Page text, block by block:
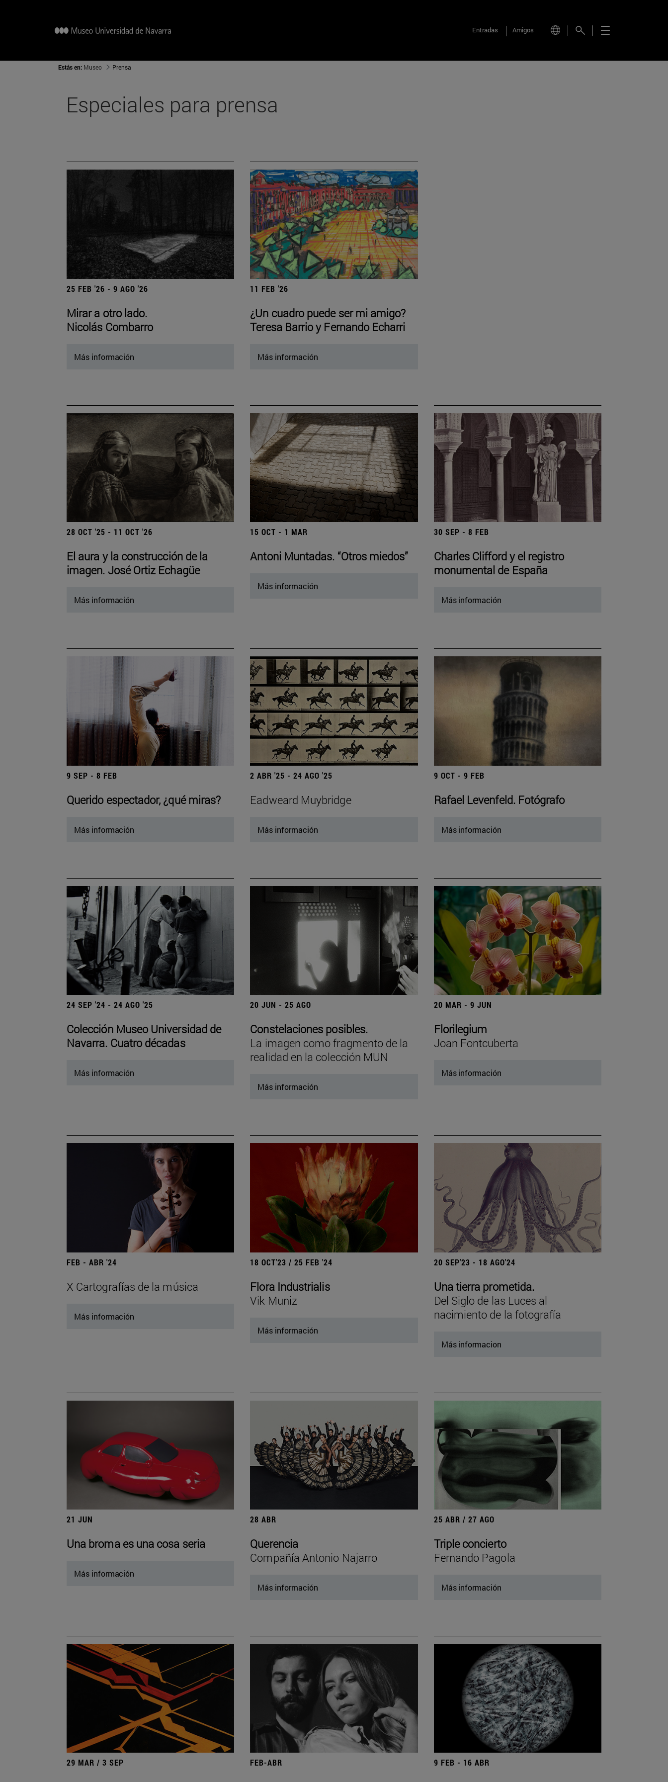
Entradas Amigos
Estás en: Museo Prensa
Especiales para prensa
25 FEB '26 - 9 AGO '26
Mirar a otro lado.
Nicolás Combarro
Más información
11 FEB '26
¿Un cuadro puede ser mi amigo?
Teresa Barrio y Fernando Echarri
Más información
28 OCT '25 - 11 OCT '26
El aura y la construcción de la
imagen. José Ortiz Echagüe
Más información
15 OCT - 1 MAR
Antoni Muntadas. “Otros miedos”
Más información
30 SEP - 8 FEB
Charles Clifford y el registro
monumental de España
Más información
9 SEP - 8 FEB
Querido espectador, ¿qué miras?
Más información
2 ABR '25 - 24 AGO '25
Eadweard Muybridge
Más información
9 OCT - 9 FEB
Rafael Levenfeld. Fotógrafo
Más información
24 SEP '24 - 24 AGO '25
Colección Museo Universidad de
Navarra. Cuatro décadas
Más información
20 JUN - 25 AGO
Constelaciones posibles.
La imagen como fragmento de la
realidad en la colección MUN
Más información
20 MAR - 9 JUN
Florilegium
Joan Fontcuberta
Más información
FEB - ABR '24
X Cartografías de la música
Más información
18 OCT'23 / 25 FEB '24
Flora Industrialis
Vik Muniz
Más información
20 SEP'23 - 18 AGO'24
Una tierra prometida.
Del Siglo de las Luces al
nacimiento de la fotografía
Más informacion
21 JUN
Una broma es una cosa seria
Más información
28 ABR
Querencia
Compañía Antonio Najarro
Más información
25 ABR / 27 AGO
Triple concierto
Fernando Pagola
Más información
29 MAR / 3 SEP FEB-ABR 9 FEB - 16 ABR